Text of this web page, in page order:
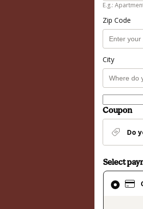
E.g.:
Zip Code
City
Coupon
Do
Select
Card
selected